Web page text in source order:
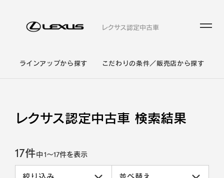
レクサス認定中古車
ラインアップから探す こだわりの条件／販売店から探す
レクサス認定中古車 検索結果
17件中1～17件を表示